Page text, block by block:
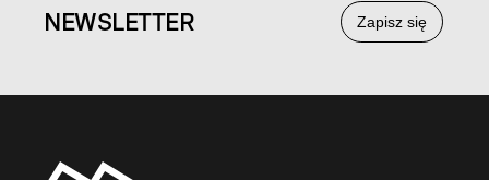
Zapisz się
NEWSLETTER